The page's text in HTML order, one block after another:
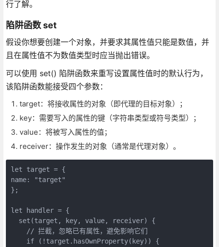
行了解。
陷阱函数 set
假设你想要创建一个对象，并要求其属性值只能是数值，并
且在属性值不为数值类型时应当抛出错误。
可以使用 set() 陷阱函数来重写设置属性值时的默认行为，
该陷阱函数能接受四个参数：
target：将接收属性的对象（即代理的目标对象）；
key：需要写入的属性的键（字符串类型或符号类型）；
value：将被写入属性的值；
receiver：操作发生的对象（通常是代理对象）。
let target = {
name: "target"
};
let handler = {
  set(target, key, value, receiver) {
    // 拦截，忽略已有属性，避免影响它们
    if (!target.hasOwnProperty(key)) {